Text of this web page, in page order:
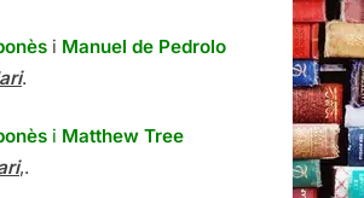
i Manuel de Pedrolo
.
i Matthew Tree
,.